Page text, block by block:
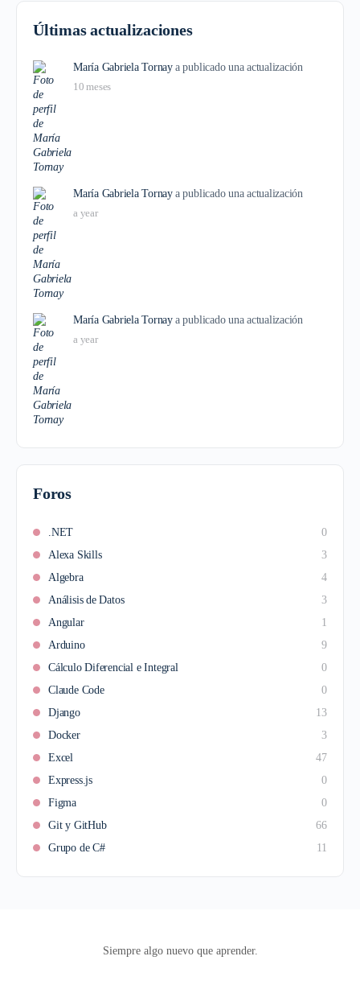
Últimas actualizaciones
María Gabriela Tornay a publicado una actualización
10 meses
María Gabriela Tornay a publicado una actualización
a year
María Gabriela Tornay a publicado una actualización
a year
Foros
.NET
0
Alexa Skills
3
Algebra
4
Análisis de Datos
3
Angular
1
Arduino
9
Cálculo Diferencial e Integral
0
Claude Code
0
Django
13
Docker
3
Excel
47
Express.js
0
Figma
0
Git y GitHub
66
Grupo de C#
11
Siempre algo nuevo que aprender.